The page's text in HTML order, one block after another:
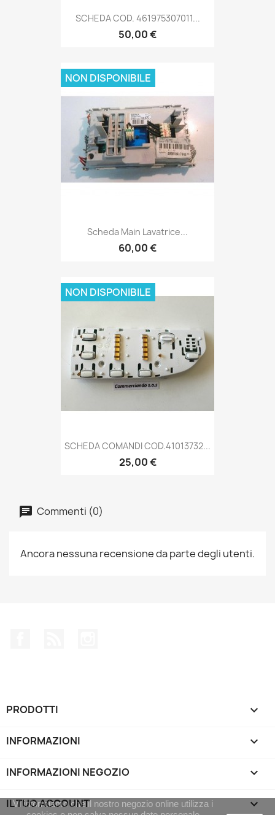
SCHEDA COD. 461975307011...
50,00 €
Scheda Main Lavatrice...
60,00 €
NON DISPONIBILE
SCHEDA COMANDI COD.41013732...
25,00 €
NON DISPONIBILE
Commenti (0)
Ancora nessuna recensione da parte degli utenti.
PRODOTTI 
INFORMAZIONI 
INFORMAZIONI NEGOZIO keyboard_arrow_down
Vi informiamo che il nostro negozio online utilizza i
IL TUO ACCOUNT 